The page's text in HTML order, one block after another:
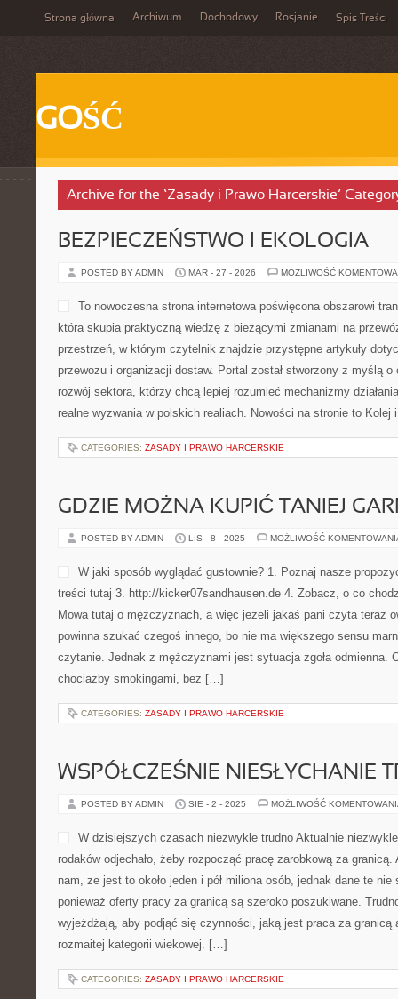
Strona główna Archiwum Dochodowy Rosjanie Spis Treści
GOŚĆ
Archive for the ‘Zasady i Prawo Harcerskie’
BEZPIECZEŃSTWO I EKOLOGIA
POSTED BY ADMIN MAR - 27 - 2026 MOŻLIWOŚĆ
To nowoczesna strona internetowa poświęcona obszarowi
która skupia praktyczną wiedzę z bieżącymi zmianami na
przestrzeń, w którym czytelnik znajdzie przystępne artykuły
przewozu i organizacji dostaw. Portal został stworzony z myślą
rozwój sektora, którzy chcą lepiej rozumieć mechanizmy
realne wyzwania w polskich realiach. Nowości na stronie to
CATEGORIES: ZASADY I PRAWO HARCERSKIE
GDZIE MOŻNA KUPIĆ TANIEJ
POSTED BY ADMIN LIS - 8 - 2025 MOŻLIWOŚĆ
W jaki sposób wyglądać gustownie? 1. Poznaj nasze
treści tutaj 3. http://kicker07sandhausen.de 4. Zobacz, o co
Mowa tutaj o mężczyznach, a więc jeżeli jakaś pani czyta teraz
powinna szukać czegoś innego, bo nie ma większego sensu
czytanie. Jednak z mężczyznami jest sytuacja zgoła odmienna.
chociażby smokingami, bez […]
CATEGORIES: ZASADY I PRAWO HARCERSKIE
WSPÓŁCZEŚNIE NIESŁYCHANIE
POSTED BY ADMIN SIE - 2 - 2025 MOŻLIWOŚĆ
W dzisiejszych czasach niezwykle trudno Aktualnie
rodaków odjechało, żeby rozpocząć pracę zarobkową za
nam, ze jest to około jeden i pół miliona osób, jednak dane te
ponieważ oferty pracy za granicą są szeroko poszukiwane.
wyjeżdżają, aby podjąć się czynności, jaką jest praca za granicą
rozmaitej kategorii wiekowej. […]
CATEGORIES: ZASADY I PRAWO HARCERSKIE